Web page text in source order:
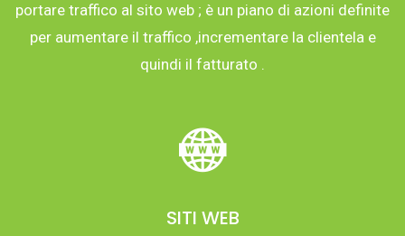
portare traffico al sito web ; è un piano di azioni definite
per aumentare il traffico ,incrementare la clientela e
quindi il fatturato .
SITI WEB